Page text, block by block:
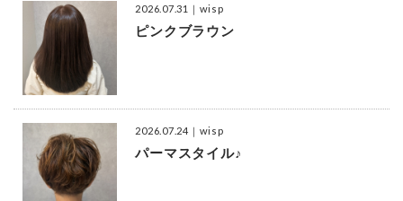
2026.07.31 ｜wisp
ピンクブラウン
2026.07.24 ｜wisp
パーマスタイル♪